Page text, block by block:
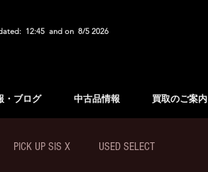
12:45 and on 8/5 2026
・ブログ 中古品情報 買取のご案内
PICK UP SIS X USED SELECT